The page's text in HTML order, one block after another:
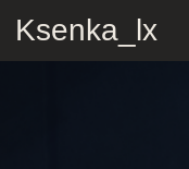
Ksenka_lx